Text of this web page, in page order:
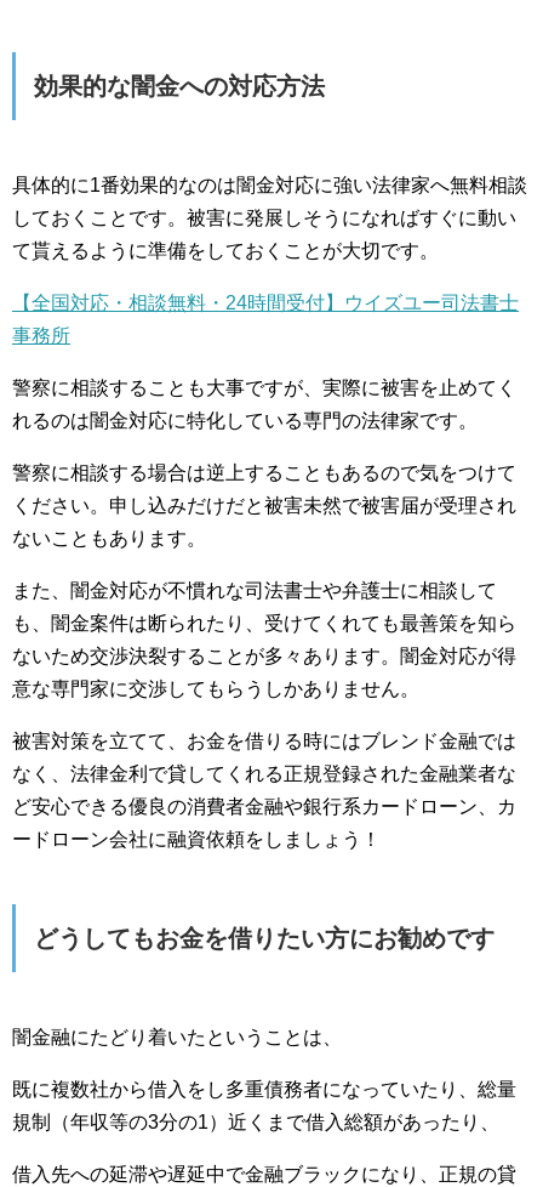
効果的な闇金への対応方法
具体的に1番効果的なのは闇金対応に強い法律家へ無料相談
しておくことです。被害に発展しそうになればすぐに動い
て貰えるように準備をしておくことが大切です。
【全国対応・相談無料・24時間受付】ウイズユー司法書士
事務所
警察に相談することも大事ですが、実際に被害を止めてく
れるのは闇金対応に特化している専門の法律家です。
警察に相談する場合は逆上することもあるので気をつけて
ください。申し込みだけだと被害未然で被害届が受理され
ないこともあります。
また、闇金対応が不慣れな司法書士や弁護士に相談して
も、闇金案件は断られたり、受けてくれても最善策を知ら
ないため交渉決裂することが多々あります。闇金対応が得
意な専門家に交渉してもらうしかありません。
被害対策を立てて、お金を借りる時にはブレンド金融では
なく、法律金利で貸してくれる正規登録された金融業者な
ど安心できる優良の消費者金融や銀行系カードローン、カ
ードローン会社に融資依頼をしましょう！
どうしてもお金を借りたい方にお勧めです
闇金融にたどり着いたということは、
既に複数社から借入をし多重債務者になっていたり、総量
規制（年収等の3分の1）近くまで借入総額があったり、
借入先への延滞や遅延中で金融ブラックになり、正規の貸